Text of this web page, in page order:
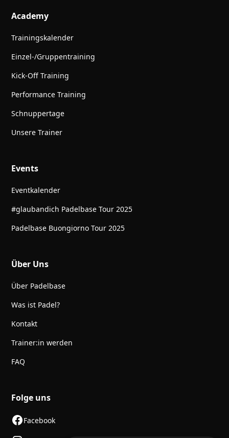
Academy
Trainingskalender
Einzel-/Gruppentraining
Kick-Off Training
Performance Training
Schnuppertage
Unsere Trainer
Events
Eventkalender
#glaubandich Padelbase Tour 2025
Padelbase Buongiorno Tour 2025
Über Uns
Über Padelbase
Was ist Padel?
Kontakt
Trainer:in werden
FAQ
Folge uns
Facebook